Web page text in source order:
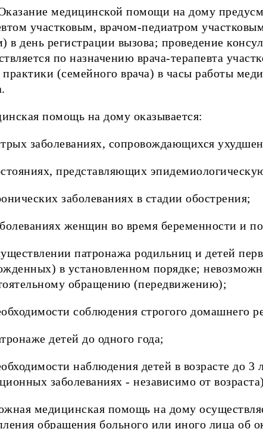
медицинской помощи на дому
участковым, врачом-педиатром
в день регистрации вызова; проведение
по назначению врача-терапевта
(семейного врача) в часы работы
помощь на дому оказывается:
заболеваниях, сопровождающихся
представляющих
заболеваниях в стадии обострения;
женщин во время беременности и
патронажа родильниц и детей
в установленном порядке;
обращению (передвижению);
соблюдения строгого домашнего
детей до одного года;
наблюдения детей в возрасте до 3
заболеваниях - независимо от
медицинская помощь на дому
обращения больного или иного лица об